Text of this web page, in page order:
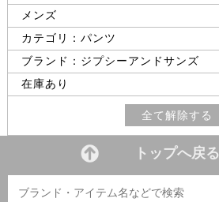
メンズ
カテゴリ：パンツ
ブランド：ジプシーアンドサンズ
在庫あり
全て解除する
トップへ戻る